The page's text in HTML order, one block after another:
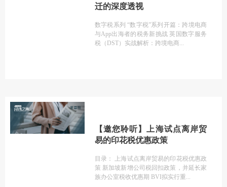
迁的深度透视
数字税系列 “数字税”系列开篇：跨境电商
与App出海者的税务新挑战 英国数字服务
税（DST）实战解析：跨境电商
【邀您聆听】上海试点离岸贸
易的印花税优惠政策
目录： 上海试点离岸贸易的印花税优惠政
策 新加坡新增公司税回扣政策，并延长家
族办公室税收优惠期 BVI拟实行重